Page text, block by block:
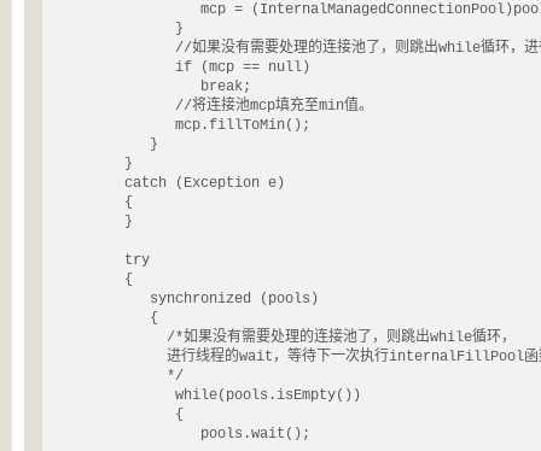
mcp =
               }
//如果没有需要处理的连接池了，则跳出while循环，
               if (mcp == null)
                  break;
               //将连接池mcp填充至min值。
               mcp.fillToMin();
            }
         }
         catch (Exception e)
         {
         }
         try
         {
            synchronized (pools)
            {
              /*如果没有需要处理的连接池了，则跳出while循环，
进行线程的wait，等待下一次执行internalFillPool
              */
               while(pools.isEmpty())
               {
                  pools.wait();